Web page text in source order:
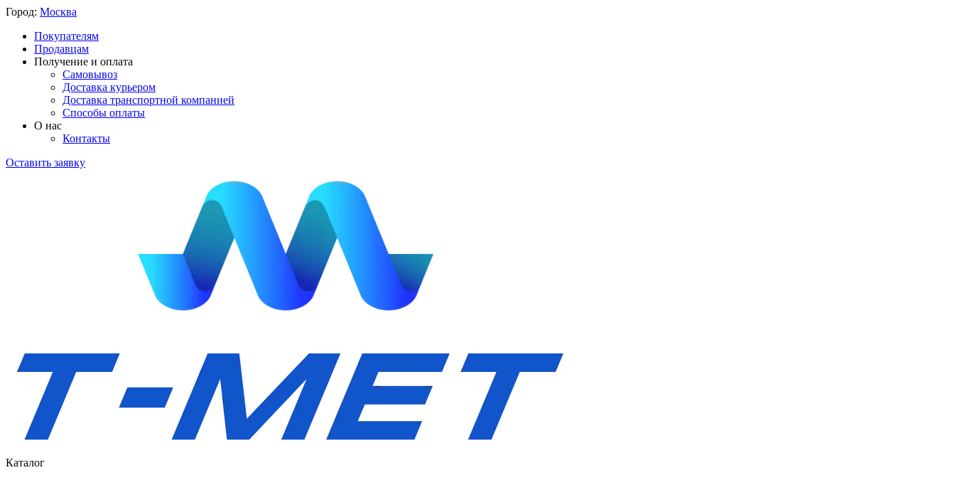
Город: Москва
Покупателям
Продавцам
Получение и оплата
Самовывоз
Доставка курьером
Доставка транспортной компанией
Способы оплаты
О нас
Контакты
Оставить заявку
Каталог